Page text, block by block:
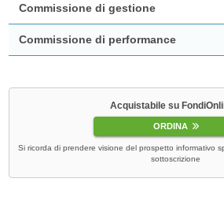
Commissione di gestione
Commissione di performance
Acquistabile su
ORDINA
Si ricorda di prendere visione del prospetto informativo
sottoscrizione